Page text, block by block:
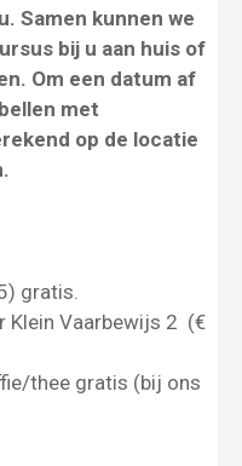
Samen kunnen we
bij u aan huis of
Om een datum af
met
op de locatie
gratis.
Klein Vaarbewijs 2 (€
thee gratis (bij ons